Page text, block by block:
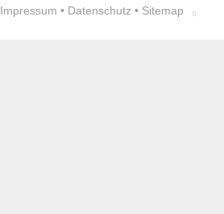
Impressum • Datenschutz • Sitemap